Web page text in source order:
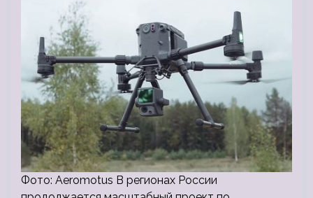
Фото: Aeromotus В регионах России